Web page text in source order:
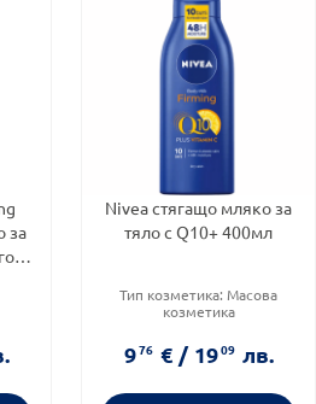
за
Nivea стягащо мляко за
тяло с Q10+ 400мл
Тип козметика: Масова
козметика
Функционалност:
Хидратация
976 € / 1909 лв.